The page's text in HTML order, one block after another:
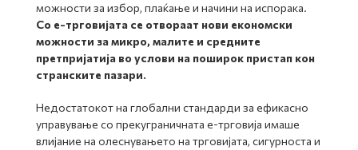
можности за избор, плаќање и начини на испорака.
Со е-трговијата се отвораат нови економски
можности за микро, малите и средните
претпријатија во услови на поширок пристап кон
странските пазари.
Недостатокот на глобални стандарди за ефикасно
управување со прекуграничната е-трговија имаше
влијание на олеснувањето на трговијата, сигурноста и